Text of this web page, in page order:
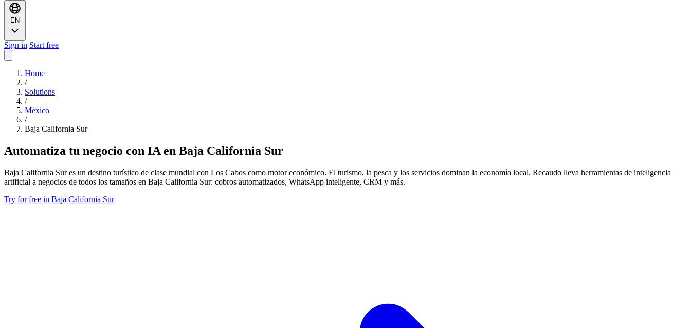
EN
Sign in Start free
Home
/
Solutions
/
México
/
Baja California Sur
Automatiza tu negocio con IA en Baja California Sur
Baja California Sur es un destino turístico de clase mundial con Los Cabos como motor económico. El turismo, la pesca y los servicios dominan la economía local. Recaudo lleva herramientas de inteligencia
artificial a negocios de todos los tamaños en Baja California Sur: cobros automatizados, WhatsApp inteligente, CRM y más.
Try for free in Baja California Sur